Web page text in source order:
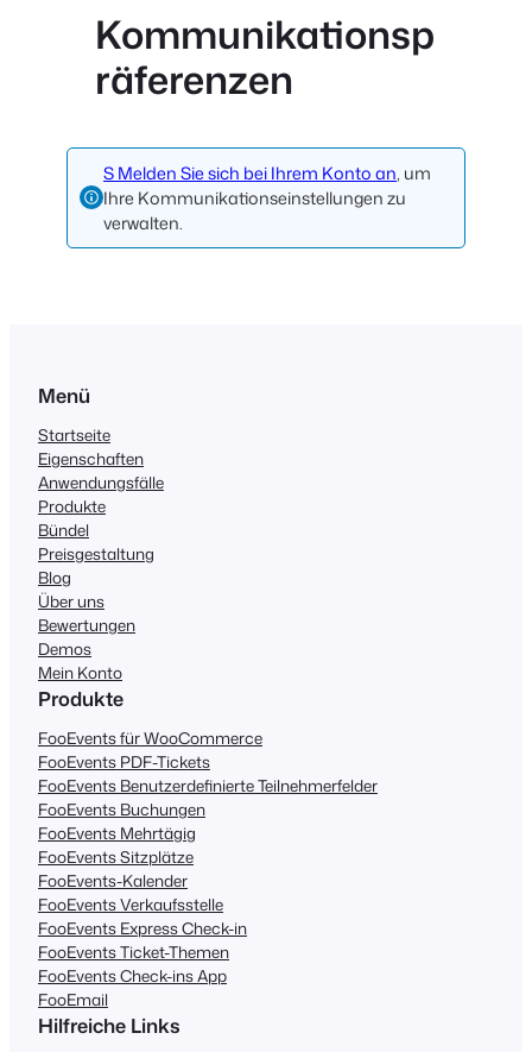
Kommunikationsp
räferenzen
S Melden Sie sich bei Ihrem Konto an, um
Ihre Kommunikationseinstellungen zu
verwalten.
Menü
Startseite
Eigenschaften
Anwendungsfälle
Produkte
Bündel
Preisgestaltung
Blog
Über uns
Bewertungen
Demos
Mein Konto
Produkte
FooEvents für WooCommerce
FooEvents PDF-Tickets
FooEvents Benutzerdefinierte Teilnehmerfelder
FooEvents Buchungen
FooEvents Mehrtägig
FooEvents Sitzplätze
FooEvents-Kalender
FooEvents Verkaufsstelle
FooEvents Express Check-in
FooEvents Ticket-Themen
FooEvents Check-ins App
FooEmail
Hilfreiche Links